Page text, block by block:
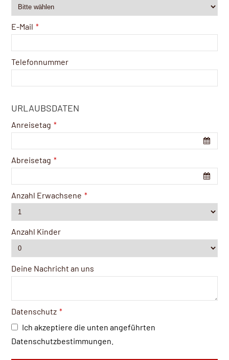
E-Mail *
Telefonnummer
URLAUBSDATEN
Anreisetag *
Abreisetag *
Anzahl Erwachsene *
Anzahl Kinder
Deine Nachricht an uns
Datenschutz *
Ich akzeptiere die unten angeführten
Datenschutzbestimmungen.